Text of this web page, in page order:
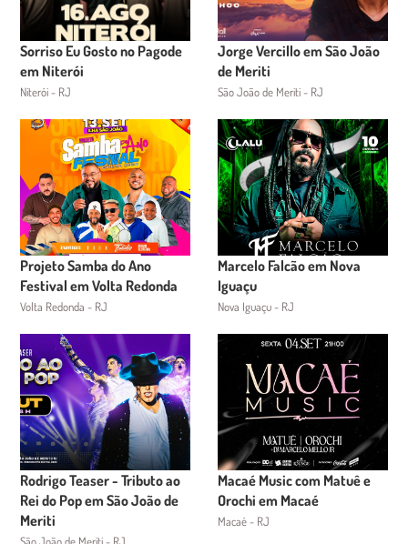
Sorriso Eu Gosto no Pagode
em Niterói
Niterói - RJ
Jorge Vercillo em São João
de Meriti
São João de Meriti - RJ
Projeto Samba do Ano
Festival em Volta Redonda
Volta Redonda - RJ
Marcelo Falcão em Nova
Iguaçu
Nova Iguaçu - RJ
Rodrigo Teaser - Tributo ao
Rei do Pop em São João de
Meriti
Macaé Music com Matuê e
Orochi em Macaé
Macaé - RJ